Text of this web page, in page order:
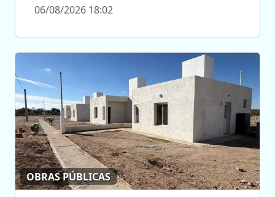
06/08/2026 18:02
OBRAS PÚBLICAS